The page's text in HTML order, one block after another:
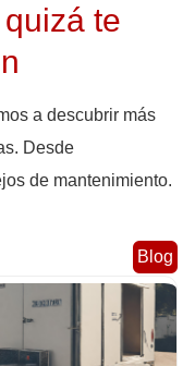
te
a descubrir más
Desde
de mantenimiento.
Blog